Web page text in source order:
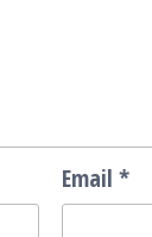
Email *